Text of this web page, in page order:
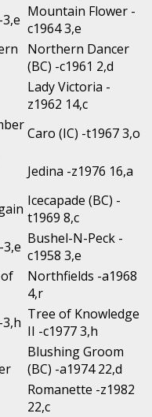
Mountain Flower -
c1964 3,e
Northern Dancer
(BC) -c1961 2,d
Lady Victoria -
z1962 14,c
Caro (IC) -t1967 3,o
Jedina -z1976 16,a
Icecapade (BC) -
t1969 8,c
3,e Bushel-N-Peck -
c1958 3,e
Northfields -a1968
4,r
Tree of Knowledge
II -c1977 3,h
Blushing Groom
(BC) -a1974 22,d
Romanette -z1982
22,c